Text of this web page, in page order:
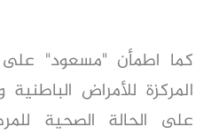
كما اطمأن "مسعود" على
المركزة للأمراض الباطنية
على الحالة الصحية